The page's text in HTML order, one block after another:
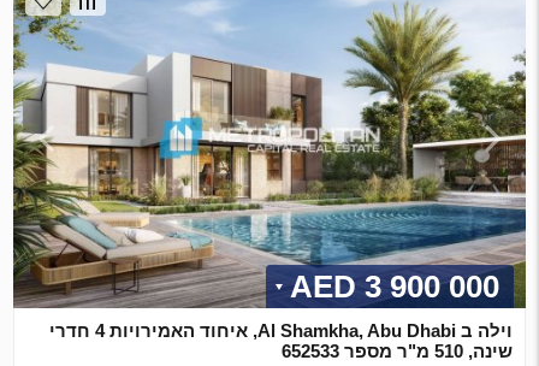
3 900 000 AED
וילה ב Al Shamkha, Abu Dhabi, איחוד האמירויות 4 חדרי
שינה, 510 מ"ר מספר 652533